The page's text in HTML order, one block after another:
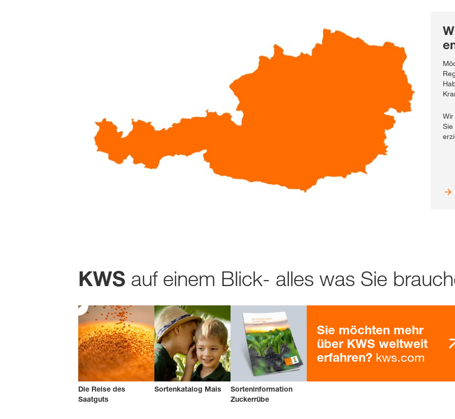
Sie
KWS auf einem Blick- alles was Sie
Die Reise des
Saatguts
Sortenkatalog Mais
Sorteninformation
Zuckerrübe
Sie möchten mehr
über KWS weltweit
erfahren? kws.com